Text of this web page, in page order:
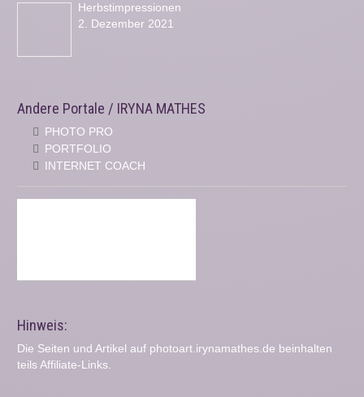
Herbstimpressionen
2. Dezember 2021
Andere Portale / IRYNA MATHES
PHOTO PRO
PORTFOLIO
INTERNET COACH
Hinweis:
Die Seiten und Artikel auf photoart.irynamathes.de beinhalten
teils Affiliate-Links.